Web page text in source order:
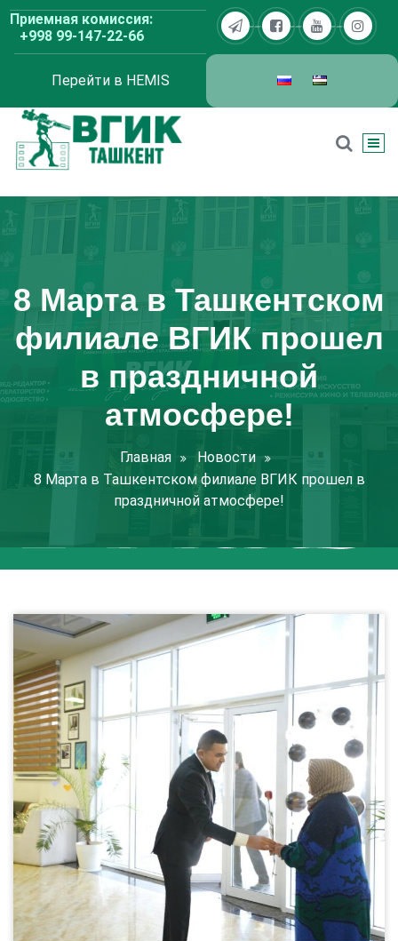
Перейти
содержимому
Приемная комиссия:
+998 99-147-22-66
Перейти в HEMIS
8 Марта в Ташкентском
филиале ВГИК прошел
в праздничной
атмосфере!
Главная
Новости
8 Марта в Ташкентском филиале ВГИК прошел в
праздничной атмосфере!